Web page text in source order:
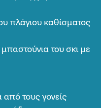
πλάγιου καθίσματος
του σκι με
τους γονείς